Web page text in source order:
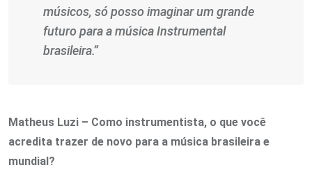
músicos, só posso imaginar um grande
futuro para a música Instrumental
brasileira.”
Matheus Luzi – Como instrumentista, o que você
acredita trazer de novo para a música brasileira e
mundial?